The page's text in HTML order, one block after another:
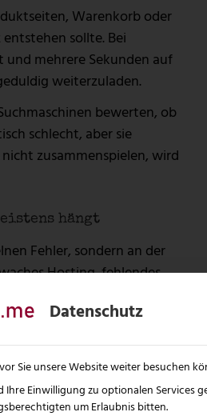
Warenkorb oder
sollte. Bei
und mehrere Sekunden auf
weiterzuladen.
bewerten, ob
schlecht, aber sie
zusammenspielen, wird
hängt
Fehler, sondern an der
Hosting, fehlendes
Website über Monate
investieren zuerst in Design,
wird, wenn
sollte nicht
sein.
Datenschutz
Sie unsere Website weiter besuchen
Ihre Einwilligung zu optionalen Services
um Erlaubnis bitten.